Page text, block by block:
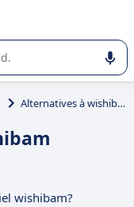
la sélection de
Alternatives à wishibam
wishibam?